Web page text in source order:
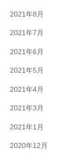
2021年8月
2021年7月
2021年6月
2021年5月
2021年4月
2021年3月
2021年1月
2020年12月